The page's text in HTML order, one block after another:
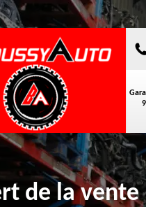
de la vente